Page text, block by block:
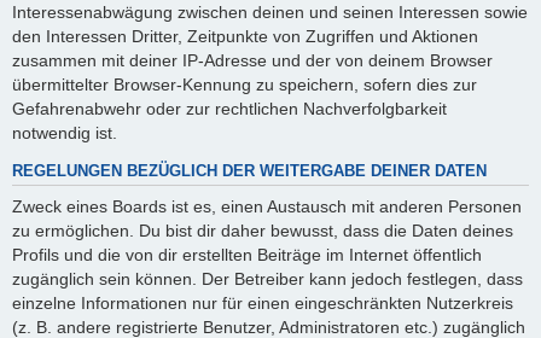
Interessenabwägung zwischen deinen und seinen Interessen sowie
den Interessen Dritter, Zeitpunkte von Zugriffen und Aktionen
zusammen mit deiner IP-Adresse und der von deinem Browser
übermittelter Browser-Kennung zu speichern, sofern dies zur
Gefahrenabwehr oder zur rechtlichen Nachverfolgbarkeit
notwendig ist.
REGELUNGEN BEZÜGLICH DER WEITERGABE DEINER DATEN
Zweck eines Boards ist es, einen Austausch mit anderen Personen
zu ermöglichen. Du bist dir daher bewusst, dass die Daten deines
Profils und die von dir erstellten Beiträge im Internet öffentlich
zugänglich sein können. Der Betreiber kann jedoch festlegen, dass
einzelne Informationen nur für einen eingeschränkten Nutzerkreis
(z. B. andere registrierte Benutzer, Administratoren etc.) zugänglich